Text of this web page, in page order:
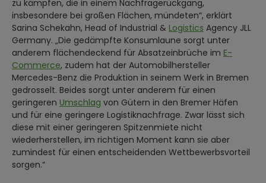
zu kämpfen, die in einem Nachfragerückgang,
insbesondere bei großen Flächen, mündeten“, erklärt
Sarina Schekahn, Head of Industrial & Logistics Agency JLL
Germany. „Die gedämpfte Konsumlaune sorgt unter
anderem flächendeckend für Absatzeinbrüche im E-
Commerce, zudem hat der Automobilhersteller
Mercedes-Benz die Produktion in seinem Werk in Bremen
gedrosselt. Beides sorgt unter anderem für einen
geringeren Umschlag von Gütern in den Bremer Häfen
und für eine geringere Logistiknachfrage. Zwar lässt sich
diese mit einer geringeren Spitzenmiete nicht
wiederherstellen, im richtigen Moment kann sie aber
zumindest für einen entscheidenden Wettbewerbsvorteil
sorgen.“